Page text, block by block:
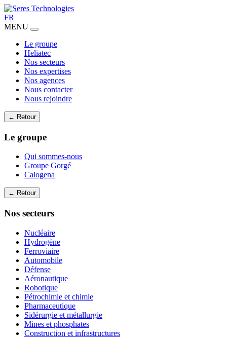
FR
MENU
Le groupe
Heliatec
Nos secteurs
Nos expertises
Nos agences
Nous contacter
Nous rejoindre
← Retour
Le groupe
Qui sommes-nous
Groupe Gorgé
Calogena
← Retour
Nos secteurs
Nucléaire
Hydrogène
Ferroviaire
Automobile
Défense
Aéronautique
Robotique
Pétrochimie et chimie
Pharmaceutique
Sidérurgie et métallurgie
Mines et phosphates
Construction et infrastructures